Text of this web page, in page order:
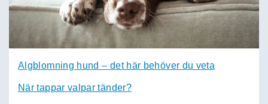
Algblomning hund – det här behöver du veta
När tappar valpar tänder?